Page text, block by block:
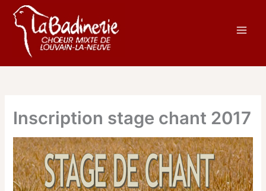
contenu
Inscription stage chant 2017